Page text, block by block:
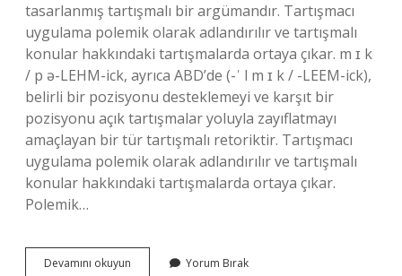
tasarlanmış tartışmalı bir argümandır. Tartışmacı
uygulama polemik olarak adlandırılır ve tartışmalı
konular hakkındaki tartışmalarda ortaya çıkar. m ɪ k
/ p ə-LEHM-ick, ayrıca ABD’de (-ˈ l m ɪ k / -⁠LEEM-ick),
belirli bir pozisyonu desteklemeyi ve karşıt bir
pozisyonu açık tartışmalar yoluyla zayıflatmayı
amaçlayan bir tür tartışmalı retoriktir. Tartışmacı
uygulama polemik olarak adlandırılır ve tartışmalı
konular hakkındaki tartışmalarda ortaya çıkar.
Polemik…
Devamını okuyun Polemiğe Yorum Bırak